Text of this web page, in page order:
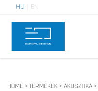
HU EN
HOME > TERMEKEK > AKUSZTIKA >